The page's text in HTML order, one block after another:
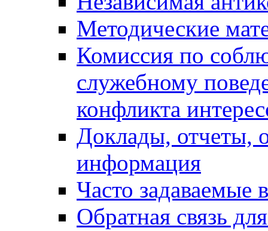
Методические
Комиссия по
служебному
конфликта
Доклады, отчеты,
информация
Часто задаваемые
Обратная связь